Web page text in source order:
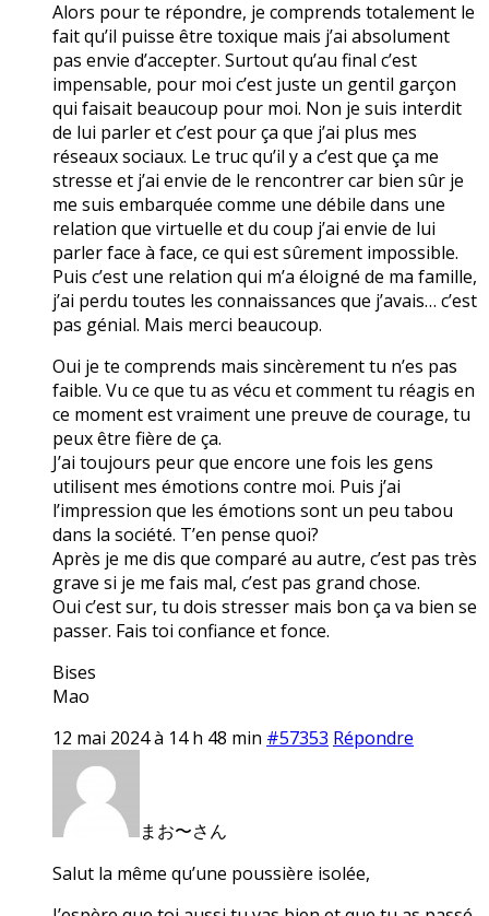
Alors pour te répondre, je comprends totalement le
fait qu’il puisse être toxique mais j’ai absolument
pas envie d’accepter. Surtout qu’au final c’est
impensable, pour moi c’est juste un gentil garçon
qui faisait beaucoup pour moi. Non je suis interdit
de lui parler et c’est pour ça que j’ai plus mes
réseaux sociaux. Le truc qu’il y a c’est que ça me
stresse et j’ai envie de le rencontrer car bien sûr je
me suis embarquée comme une débile dans une
relation que virtuelle et du coup j’ai envie de lui
parler face à face, ce qui est sûrement impossible.
Puis c’est une relation qui m’a éloigné de ma famille,
j’ai perdu toutes les connaissances que j’avais… c’est
pas génial. Mais merci beaucoup.
Oui je te comprends mais sincèrement tu n’es pas
faible. Vu ce que tu as vécu et comment tu réagis en
ce moment est vraiment une preuve de courage, tu
peux être fière de ça.
J’ai toujours peur que encore une fois les gens
utilisent mes émotions contre moi. Puis j’ai
l’impression que les émotions sont un peu tabou
dans la société. T’en pense quoi?
Après je me dis que comparé au autre, c’est pas très
grave si je me fais mal, c’est pas grand chose.
Oui c’est sur, tu dois stresser mais bon ça va bien se
passer. Fais toi confiance et fonce.
Bises
Mao
12 mai 2024 à 14 h 48 min #57353 Répondre
まお〜さん
Salut la même qu’une poussière isolée,